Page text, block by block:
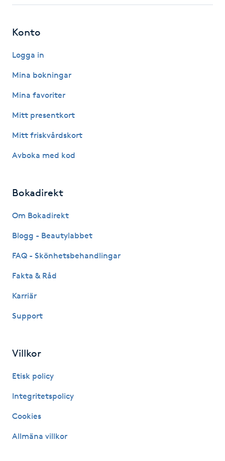
Gruppträning
Gua Sha-massage
H
Hatha Yoga
Herrklippning
Hollywood Peel
Hot Stone Massage
Hudföryngring
Hudvård
Hyaluronsyra
Hypnos
Konto
Logga in
Mina bokningar
Mina favoriter
Mitt presentkort
Mitt friskvårdskort
Avboka med kod
Bokadirekt
Om Bokadirekt
Blogg - Beautylabbet
FAQ - Skönhetsbehandlingar
Fakta & Råd
Karriär
Support
Villkor
Etisk policy
Integritetspolicy
Cookies
Allmäna villkor